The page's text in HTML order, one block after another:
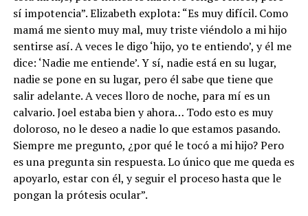
sí impotencia”. Elizabeth explota: “Es muy difícil. Como
mamá me siento muy mal, muy triste viéndolo a mi hijo
sentirse así. A veces le digo ‘hijo, yo te entiendo’, y él me
dice: ‘Nadie me entiende’. Y sí, nadie está en su lugar,
nadie se pone en su lugar, pero él sabe que tiene que
salir adelante. A veces lloro de noche, para mí es un
calvario. Joel estaba bien y ahora… Todo esto es muy
doloroso, no le deseo a nadie lo que estamos pasando.
Siempre me pregunto, ¿por qué le tocó a mi hijo? Pero
es una pregunta sin respuesta. Lo único que me queda es
apoyarlo, estar con él, y seguir el proceso hasta que le
pongan la prótesis ocular”.